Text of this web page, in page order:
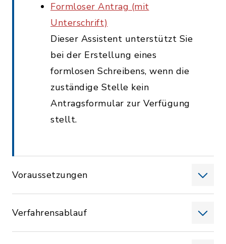
Formloser Antrag (mit
Unterschrift)
Dieser Assistent unterstützt Sie
bei der Erstellung eines
formlosen Schreibens, wenn die
zuständige Stelle kein
Antragsformular zur Verfügung
stellt.
Voraussetzungen
Verfahrensablauf